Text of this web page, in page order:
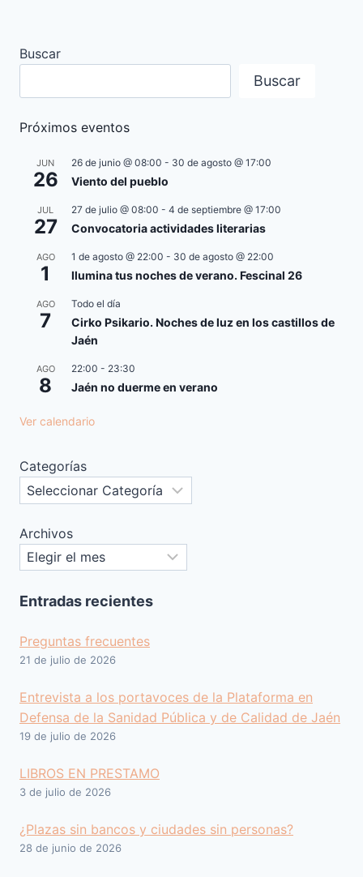
Buscar
Buscar
Próximos eventos
JUN
26
26 de junio @ 08:00 - 30 de agosto @ 17:00
Viento del pueblo
JUL
27
27 de julio @ 08:00 - 4 de septiembre @ 17:00
Convocatoria actividades literarias
AGO
1
1 de agosto @ 22:00 - 30 de agosto @ 22:00
Ilumina tus noches de verano. Fescinal 26
AGO
7
Todo el día
Cirko Psikario. Noches de luz en los castillos de
Jaén
AGO
8
22:00 - 23:30
Jaén no duerme en verano
Ver calendario
Categorías
Archivos
Entradas recientes
Preguntas frecuentes
21 de julio de 2026
Entrevista a los portavoces de la Plataforma en
Defensa de la Sanidad Pública y de Calidad de Jaén
19 de julio de 2026
LIBROS EN PRESTAMO
3 de julio de 2026
¿Plazas sin bancos y ciudades sin personas?
28 de junio de 2026